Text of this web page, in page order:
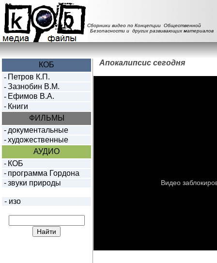
Сборники видео по Концепции Общественной
Безопасности и других развивающих материалов
КОБ
- Петров К.П.
- Зазнобин В.М.
- Ефимов В.А.
- Книги
ФИЛЬМЫ
- документальные
- художественные
АУДИО
- КОБ
- программа Гордона
- звуки природы
- изо
Апокалипсис сегодня